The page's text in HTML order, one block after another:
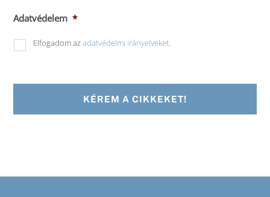
Adatvédelem *
Elfogadom azadatvédelmi irányelveket.